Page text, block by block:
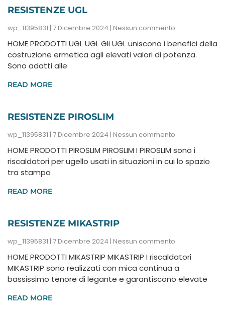
RESISTENZE UGL
wp_11395831 7 Dicembre 2024 Nessun commento
HOME PRODOTTI UGL UGL Gli UGL uniscono i benefici della
costruzione ermetica agli elevati valori di potenza.
Sono adatti alle
READ MORE
RESISTENZE PIROSLIM
wp_11395831 7 Dicembre 2024 Nessun commento
HOME PRODOTTI PIROSLIM PIROSLIM I PIROSLIM sono i
riscaldatori per ugello usati in situazioni in cui lo spazio
tra stampo
READ MORE
RESISTENZE MIKASTRIP
wp_11395831 7 Dicembre 2024 Nessun commento
HOME PRODOTTI MIKASTRIP MIKASTRIP I riscaldatori
MIKASTRIP sono realizzati con mica continua a
bassissimo tenore di legante e garantiscono elevate
READ MORE